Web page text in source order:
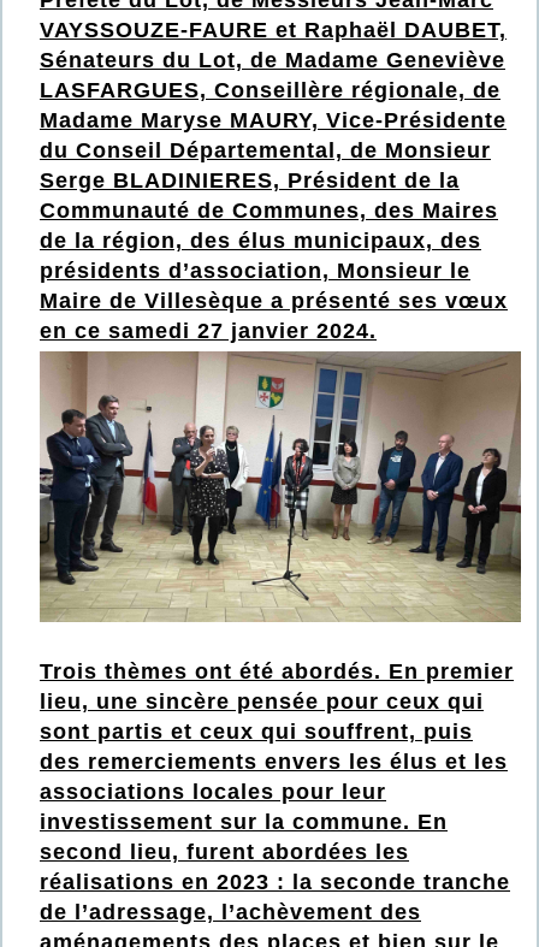
VAYSSOUZE-FAURE et Raphaël DAUBET,
Sénateurs du Lot, de Madame Geneviève
LASFARGUES, Conseillère régionale, de
Madame Maryse MAURY, Vice-Présidente
du Conseil Départemental, de Monsieur
Serge BLADINIERES, Président de la
Communauté de Communes, des Maires
de la région, des élus municipaux, des
présidents d’association, Monsieur le
Maire de Villesèque a présenté ses vœux
en ce samedi 27 janvier 2024.
Trois thèmes ont été abordés. En premier
lieu, une sincère pensée pour ceux qui
sont partis et ceux qui souffrent, puis
des remerciements envers les élus et les
associations locales pour leur
investissement sur la commune. En
second lieu, furent abordées les
réalisations en 2023 : la seconde tranche
de l’adressage, l’achèvement des